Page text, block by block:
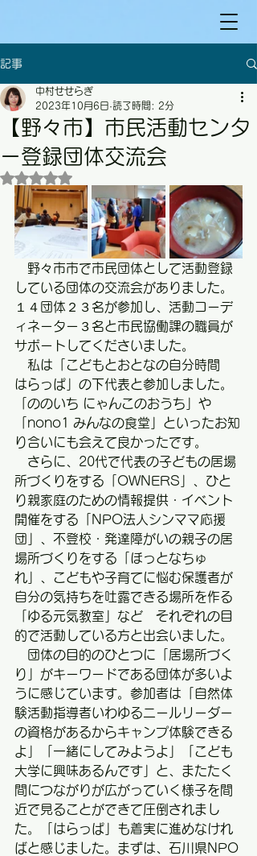
記事
【野々市】市民活動センタ
ー登録団体交流会
中村せせらぎ
2023年10月6日 読了時間: 2分
5つ星のうちNaNと評価されています。
野々市市で市民団体として活動登録
している団体の交流会がありました。
１４団体２３名が参加し、活動コーデ
ィネーター３名と市民協働課の職員が
サポートしてくださいました。
私は「こどもとおとなの自分時間
はらっぱ」の下代表と参加しました。
「ののいち にゃんこのおうち」や
「nono1 みんなの食堂」といったお知
り合いにも会えて良かったです。
さらに、20代で代表の子どもの居場
所づくりをする「OWNERS」、ひと
り親家庭のための情報提供・イベント
開催をする「NPO法人シンママ応援
団」、不登校・発達障がいの親子の居
場所づくりをする「ほっとなちゅ
れ」、こどもや子育てに悩む保護者が
自分の気持ちを吐露できる場所を作る
「ゆる元気教室」など　それぞれの目
的で活動している方と出会いました。
団体の目的のひとつに「居場所づく
り」がキーワードである団体が多いよ
うに感じています。 参加者は「自然体
験活動指導者いわゆるニールリーダー
の資格があるからキャンプ体験できる
よ」「一緒にしてみようよ」「こども
大学に興味あるんです」と、またたく
間につながりが広がっていく様子を間
近で見ることができて圧倒されまし
た。「はらっぱ」も着実に進めなけれ
ばと感じました。まずは、石川県NPO